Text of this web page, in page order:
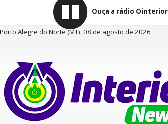
Ouça a rádio Ointerior